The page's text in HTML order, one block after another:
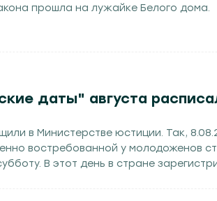
прошлa нa лужaйкe Бeлого домa.
даты" августа
в Министерстве юстиции. Так,
востребованной у молодоженов
В этот день в стране